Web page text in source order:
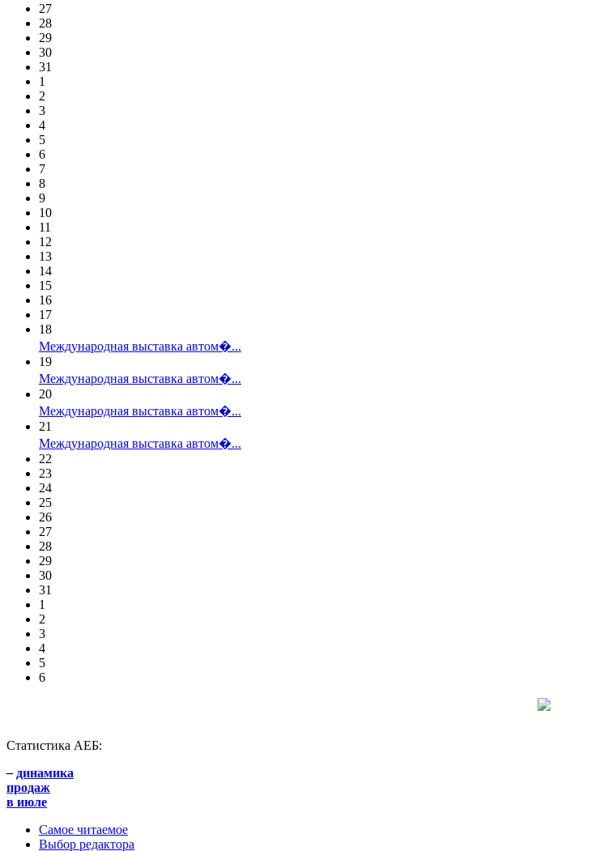
27
28
29
30
31
1
2
3
4
5
6
7
8
9
10
11
12
13
14
15
16
17
18
Международная выставка автом�...
19
Международная выставка автом�...
20
Международная выставка автом�...
21
Международная выставка автом�...
22
23
24
25
26
27
28
29
30
31
1
2
3
4
5
6
Статистика АЕБ:
– динамика
продаж
в июле
Самое читаемое
Выбор редактора